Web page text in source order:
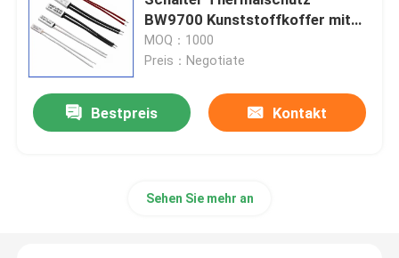
PTC-Heizchip
NTC-Thermistor
BW9700 Kunststoffkoffer mit
Draht
MOQ：1000
Preis：Negotiate
Bestpreis Kontakt
Sehen Sie mehr an